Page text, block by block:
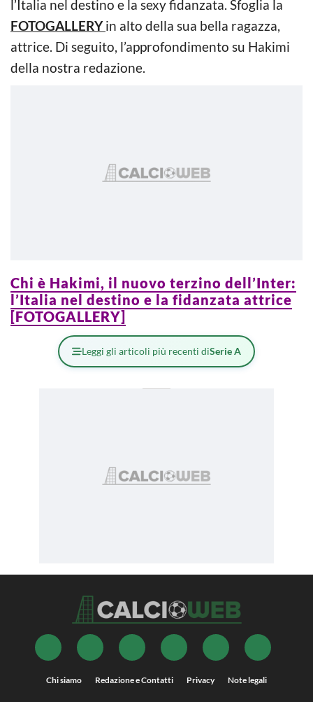
l’Italia nel destino e la sexy fidanzata. Sfoglia la
FOTOGALLERY in alto della sua bella ragazza,
attrice. Di seguito, l’approfondimento su Hakimi
della nostra redazione.
Chi è Hakimi, il nuovo terzino dell’Inter:
l’Italia nel destino e la fidanzata attrice
[FOTOGALLERY]
Leggi gli articoli più recenti diSerie A
Chi siamo Redazione e Contatti Privacy Note legali